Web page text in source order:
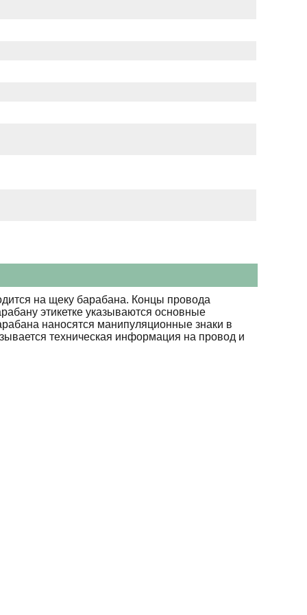
на щеку барабана. Концы провода
этикетке указываются основные
наносятся манипуляционные знаки в
техническая информация на провод и